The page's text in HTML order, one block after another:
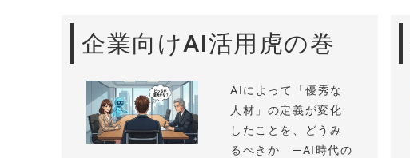
企業向けAI活用虎の巻
AIによって「優秀な
人材」の定義が変化
したことを、どうみ
るべきか —AI時代の